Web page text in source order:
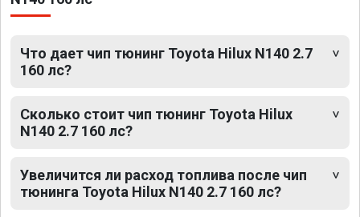
Что дает чип тюнинг Toyota Hilux N140 2.7
160 лс?
Сколько стоит чип тюнинг Toyota Hilux
N140 2.7 160 лс?
Увеличится ли расход топлива после чип
тюнинга Toyota Hilux N140 2.7 160 лс?